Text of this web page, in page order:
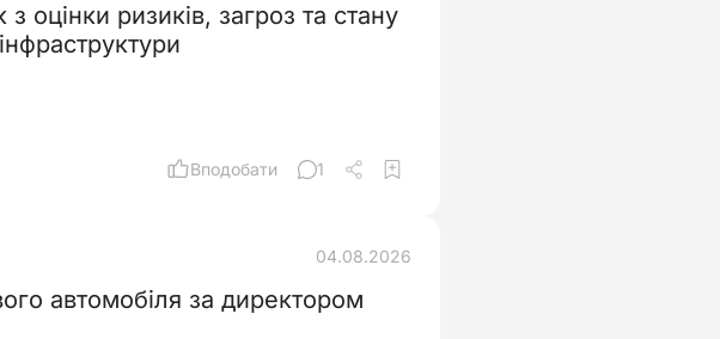
оцінки ризиків, загроз та стану
Вподобати 1
04.08.2026
автомобіля за директором